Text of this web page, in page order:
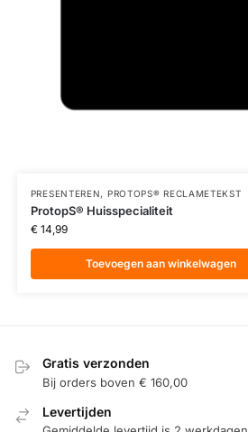
PRESENTEREN, PROTOPS® RECLAMETEKST
ProtopS® Huisspecialiteit
€14,99
Toevoegen aan winkelwagen
Gratis verzonden
Bij orders boven € 160,00
Levertijden